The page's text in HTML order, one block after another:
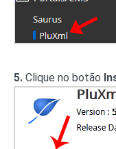
5. Clique no botão